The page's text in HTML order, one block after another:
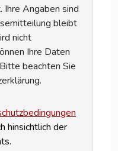
Angaben sind
bleibt
nicht
Ihre Daten
beachten Sie
hinsichtlich der